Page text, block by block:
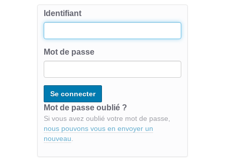
A
RIdentifiant
Mot de passe
Mot de passe oublié ?
Si vous avez oublié votre mot de passe,
nous pouvons vous en envoyer un
nouveau